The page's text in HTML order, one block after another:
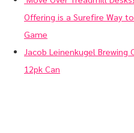
Offering is a Surefire Way
Game
Jacob Leinenkugel
12pk Can